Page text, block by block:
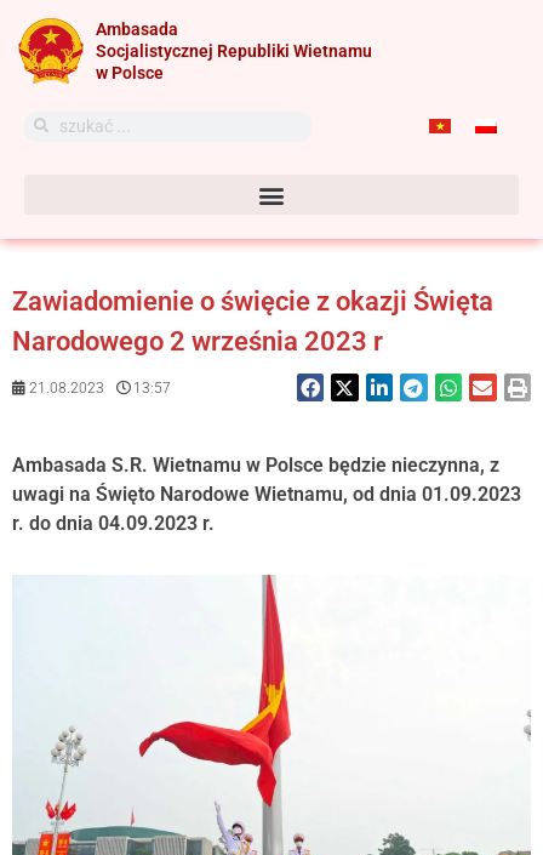
treści
Ambasada
Socjalistycznej Republiki Wietnamu
w Polsce
SzukajSzukaj
Zawiadomienie o święcie z okazji Święta
Narodowego 2 września 2023 r
21.08.2023 13:57
Ambasada S.R. Wietnamu w Polsce będzie nieczynna, z
uwagi na Święto Narodowe Wietnamu, od dnia 01.09.2023
r. do dnia 04.09.2023 r.